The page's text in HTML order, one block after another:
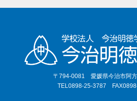
〒794-0081 愛媛県今治市阿
TEL0898-25-3787